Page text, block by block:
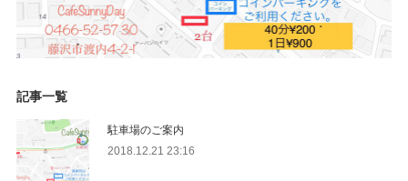
記事一覧
駐車場のご案内
2018.12.21 23:16